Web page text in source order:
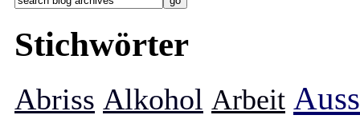
Stichwörter
Abriss Alkohol Arbeit